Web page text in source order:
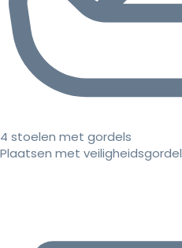
4 stoelen met gordels
Plaatsen met veiligheidsgordel